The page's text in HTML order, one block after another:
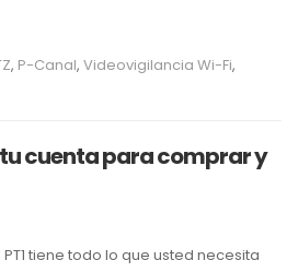
, P-Canal, Videovigilancia Wi-Fi,
cuenta para comprar y
tiene todo lo que usted necesita